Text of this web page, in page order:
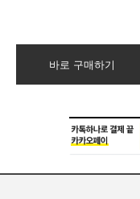
바로 구매하기